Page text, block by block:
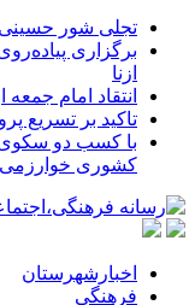
تجلی شور حسینی
برگزاری
ازنا
انتقاد امام جمعه
تاکید بر تسریع
با کسب دو سکوی
کشوری خوارزمی
اخبارشهرستان
فرهنگی